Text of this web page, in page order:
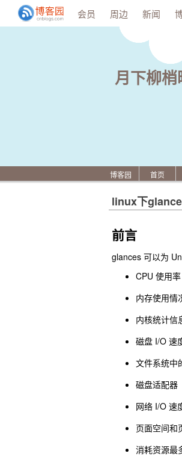
会员 周边 新闻
月下柳梢
博客园 首页
linux下
前言
glances 可以为
CPU 使用率
内存使用情
内核统计信
磁盘 I/O 速
文件系统中
磁盘适配器
网络 I/O 速
页面空间和
消耗资源最